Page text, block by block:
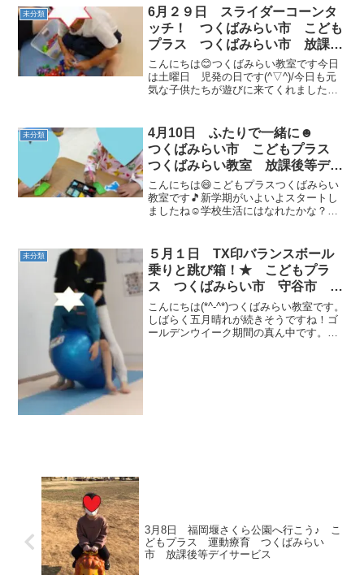
しやすい時期ですね。先日栄養管理士の
方のお話を聞く機会がありまし...
未分類
6月２９日 スライダーコーンタ
ッチ！ つくばみらい市 こども
プラス つくばみらい市 放課後
等デイサービス 受給者証 発達
支援 運動療育
こんにちは😊つくばみらい教室です今日
は土曜日 児発の日です(^▽^)/今日も元
気な子供たちが遊びに来てくれました！
じみのバナナくん体操は最近新しく来て
くれたお友達もすっか...
未分類
4月10日 ふたりで一緒に☻
つくばみらい市 こどもプラス
つくばみらい教室 放課後等デイ
サービス 運動療育 運動遊び
発達支援 受給者証
こんにちは😄こどもプラスつくばみらい
教室です🎵新学期がいよいよスタートし
ましたね☺学校生活にはなれたかな？？
変わってまだまだ慣れない毎日が続いて
いるかもしれませんが、い...
未分類
５月１日 TX印バランスボール
乗りと跳び箱！★ こどもプラ
ス つくばみらい市 守谷市 放
課後等デイサービス 受給者証
運動療育
こんにちは(*^-^*)つくばみらい教室です。
しばらく五月晴れが続きそうですね！ゴ
ールデンウイーク期間の真ん中です。子
3月8日 福岡堰さくら公園へ行こう♪ こ
どもプラス 運動療育 つくばみらい
市 放課後等デイサービス